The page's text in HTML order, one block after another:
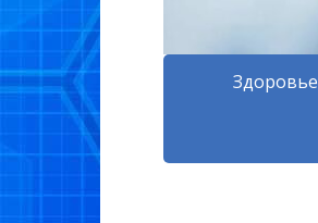
Здоровье